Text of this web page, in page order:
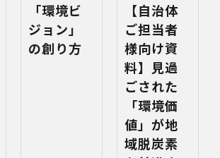
「環境ビ
ジョン」
の創り方
【自治体
ご担当者
様向け資
料】見過
ごされた
「環境価
値」が地
域脱炭素